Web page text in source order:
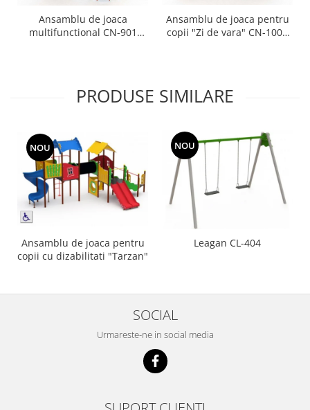
Ansamblu de joaca
multifunctional CN-901
Ansamblu de joaca pentru
copii "Zi de vara" CN-1001
PRODUSE SIMILARE
NOU
Ansamblu de joaca pentru
copii cu dizabilitati "Tarzan"
NOU
Leagan CL-404
SOCIAL
Urmareste-ne in social media